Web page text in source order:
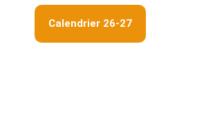
Calendrier 26-27